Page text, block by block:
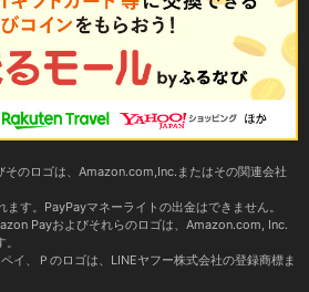
のロゴは、Amazon.com,Inc.またはその関連会社
す。PayPayマネーライトの出金はできません。
Payおよびそれらのロゴは、Amazon.com, Inc.
イ、Ｐのロゴは、LINEヤフー株式会社の登録商標ま